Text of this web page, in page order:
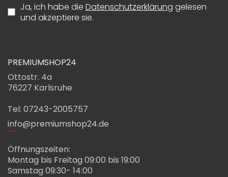
Ja, ich habe die Datenschutzerklärung gelesen
und akzeptiere sie.
PREMIUMSHOP24
Ottostr. 4a
76227 Karlsruhe
Tel: 07243-2005757
info@premiumshop24.de
Öffnungszeiten:
Montag bis Freitag 09:00 bis 19:00
Samstag 09:30- 14:00